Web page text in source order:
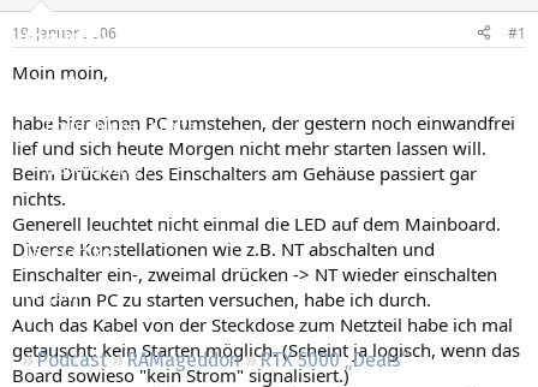
Forum
Aktuelles
Empfohlene Inhalte
Neue Beiträge
Neueste Aktivitäten
Leserartikel
Regeln
Podcast RAMageddon
RTX 5000 „Deals“
e
r
t
19. Januar 2006 #1
Moin moin,
habe hier einen PC rumstehen, der gestern noch einwandfrei
lief und sich heute Morgen nicht mehr starten lassen will.
Beim Drücken des Einschalters am Gehäuse passiert gar
nichts.
Generell leuchtet nicht einmal die LED auf dem Mainboard.
Diverse Konstellationen wie z.B. NT abschalten und
Einschalter ein-, zweimal drücken -> NT wieder einschalten
und dann PC zu starten versuchen, habe ich durch.
Auch das Kabel von der Steckdose zum Netzteil habe ich mal
getauscht: kein Starten möglich. (Scheint ja logisch, wenn das
Board sowieso "kein Strom" signalisiert.)